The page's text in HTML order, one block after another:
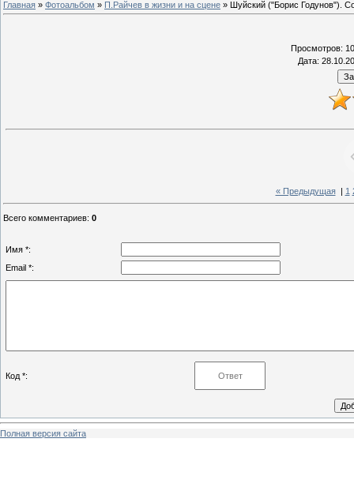
Главная » Фотоальбом » П.Райчев в жизни и на сцене » Шуйский ("Борис Годунов").
Просмотров:
Дата:
« Предыдущая| 1
Всего комментариев: 0
Имя *:
Email *:
Код *:
Полная версия сайта